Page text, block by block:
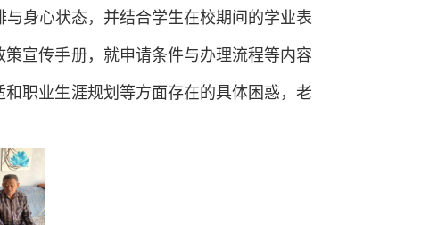
身心状态，并结合学生在校期间的学业表
宣传手册，就申请条件与办理流程等内容
职业生涯规划等方面存在的具体困惑，老